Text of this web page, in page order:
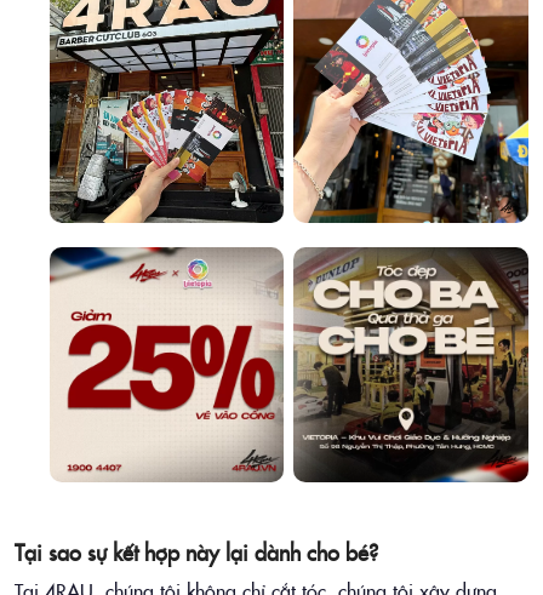
Tại sao sự kết hợp này lại dành cho bé?